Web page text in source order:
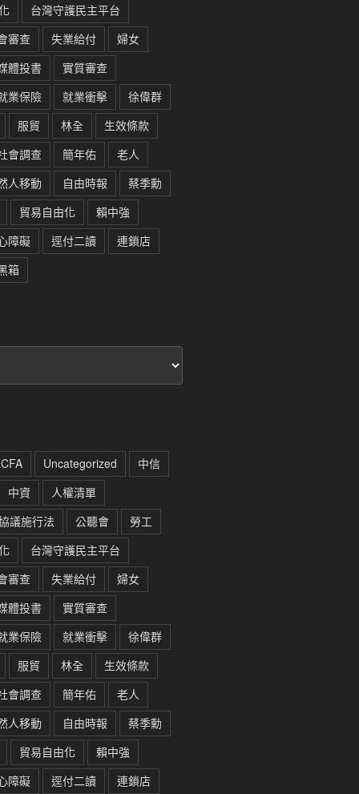
台灣守護民主平台
審查
失業給付
婦女
體投書
實質審查
業保險
就業衝擊
徐偉群
服貿
林全
生效條款
會調查
簡年佑
老人
人移動
自由時報
蔡季勳
貿易自由化
賴中強
障礙
逕付二讀
連鎖店
箱
Uncategorized
中信
中資
人權清單
議施行法
公聽會
勞工
台灣守護民主平台
審查
失業給付
婦女
體投書
實質審查
業保險
就業衝擊
徐偉群
服貿
林全
生效條款
會調查
簡年佑
老人
人移動
自由時報
蔡季勳
貿易自由化
賴中強
障礙
逕付二讀 連鎖店